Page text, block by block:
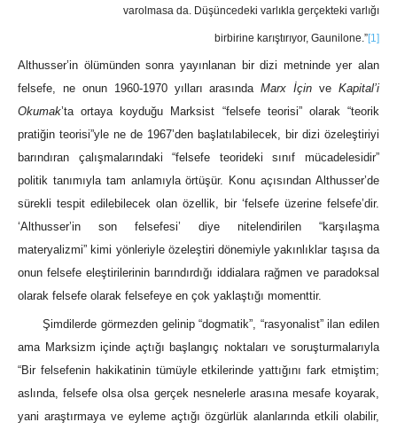
varolmasa da. Düşüncedeki varlıkla gerçekteki varlığı
birbirine karıştırıyor, Gaunilone.”[1]
Althusser’in ölümünden sonra yayınlanan bir dizi metninde yer alan
felsefe, ne onun 1960-1970 yılları arasındaMarx İçin veKapital’i
Okumak’ta ortaya koyduğu Marksist “felsefe teorisi” olarak “teorik
pratiğin teorisi”yle ne de 1967’den başlatılabilecek, bir dizi özeleştiriyi
barındıran çalışmalarındaki “felsefe teorideki sınıf mücadelesidir”
politik tanımıyla tam anlamıyla örtüşür. Konu açısından Althusser’de
sürekli tespit edilebilecek olan özellik, bir ‘felsefe üzerine felsefe’dir.
‘Althusser’in son felsefesi’ diye nitelendirilen “karşılaşma
materyalizmi” kimi yönleriyle özeleştiri dönemiyle yakınlıklar taşısa da
onun felsefe eleştirilerinin barındırdığı iddialara rağmen ve paradoksal
olarak felsefe olarak felsefeye en çok yaklaştığı momenttir.
Şimdilerde görmezden gelinip “dogmatik”, “rasyonalist” ilan edilen
ama Marksizm içinde açtığı başlangıç noktaları ve soruşturmalarıyla
“Bir felsefenin hakikatinin tümüyle etkilerinde yattığını fark etmiştim;
aslında, felsefe olsa olsa gerçek nesnelerle arasına mesafe koyarak,
yani araştırmaya ve eyleme açtığı özgürlük alanlarında etkili olabilir,